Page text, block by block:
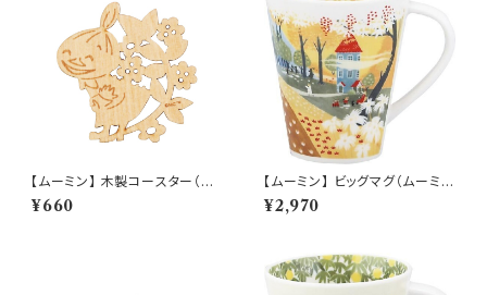
【ムーミン】 木製コースター（リト
ルミイ）【木製コースター】
¥660
【ムーミン】 ビッグマグ（ムーミン
ハウス）【MM3200】MM3204
-35
¥2,970